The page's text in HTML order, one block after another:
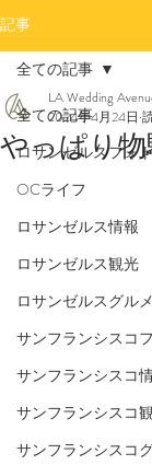
記事
全ての記事
ロサンゼルスフォ
OCライフ
ロサンゼルス情報
ロサンゼルス観光
ロサンゼルスグルメ
サンフランシスコ
サンフランシスコ
サンフランシスコ
サンフランシスコ
全ての記事
やっぱり
LA Wedding
2024年4月24日